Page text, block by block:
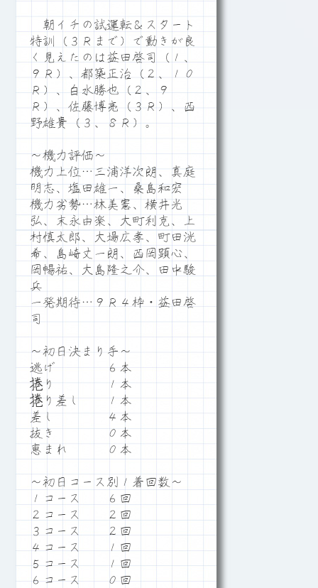
朝イチの試運転＆スタート
特訓（３Ｒまで）で動きが良
く見えたのは益田啓司（１、
９Ｒ）、都築正治（２、１０
Ｒ）、白水勝也（２、９
Ｒ）、佐藤博亮（３Ｒ）、西
野雄貴（３、８Ｒ）。
～機力評価～
機力上位…三浦洋次朗、真庭
明志、塩田雄一、桑島和宏
機力劣勢…林美憲、横井光
弘、末永由楽、大町利克、上
村慎太郎、大場広孝、町田洸
希、島崎丈一朗、西岡顕心、
岡暢祐、大島隆之介、田中駿
兵
一発期待…９Ｒ４枠・益田啓
司
～初日決まり手～
逃げ ６本
捲り １本
捲り差し １本
差し ４本
抜き ０本
恵まれ ０本
～初日コース別１着回数～
１コース ６回
２コース ２回
３コース ２回
４コース １回
５コース １回
６コース ０回